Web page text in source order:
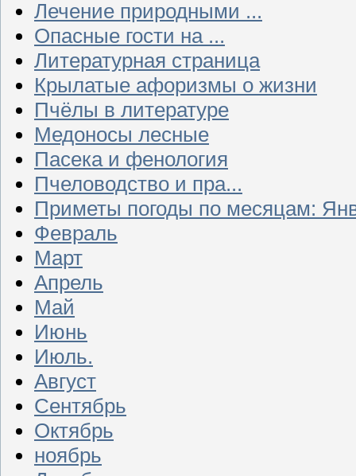
Лечение природными ...
Опасные гости на ...
Литературная страница
Крылатые афоризмы о жизни
Пчёлы в литературе
Медоносы лесные
Пасека и фенология
Пчеловодство и пра...
Приметы погоды по месяцам:
Февраль
Март
Апрель
Май
Июнь
Июль.
Август
Сентябрь
Октябрь
ноябрь